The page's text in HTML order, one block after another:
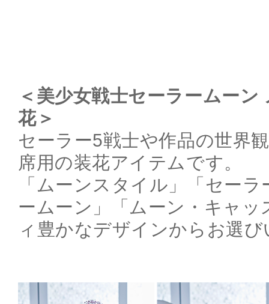
＜美少女戦士セーラームーン
花＞
セーラー5戦士や作品の世界
席用の装花アイテムです。
「ムーンスタイル」「セー
ームーン」「ムーン・キャ
ィ豊かなデザインからお選